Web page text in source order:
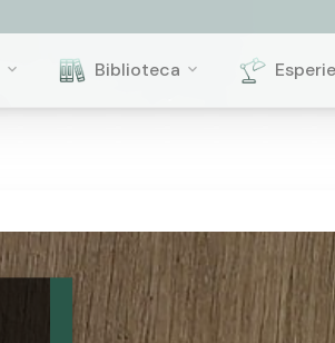
Biblioteca